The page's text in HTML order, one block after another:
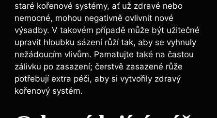
⁤staré⁢ kořenové systémy, ať už zdravé nebo
nemocné, mohou negativně ovlivnit nové
výsadby. V ‌takovém‌ případě může⁢ být‍ užitečné‌
upravit hloubku ⁤sázení růží tak, aby se vyhnuly
nežádoucím ⁢vlivům. Pamatujte⁤ také‍ na častou⁢
zálivku ‌po zasazení;⁤ čerstvě zasazené růže​
potřebují extra péči, ⁢aby si vytvořily zdravý
⁤kořenový‌ systém.